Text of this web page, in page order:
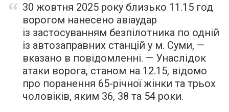
30 жовтня 2025 року близько 11.15 год
ворогом нанесено авіаудар
із застосуванням безпілотника по одній
із автозаправних станцій у м. Суми, —
вказано в повідомленні. — Унаслідок
атаки ворога, станом на 12.15, відомо
про поранення 65-річної жінки та трьох
чоловіків, яким 36, 38 та 54 роки.